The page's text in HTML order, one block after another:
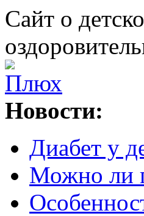
Сайт о
Новости:
Диабет у
Можно ли